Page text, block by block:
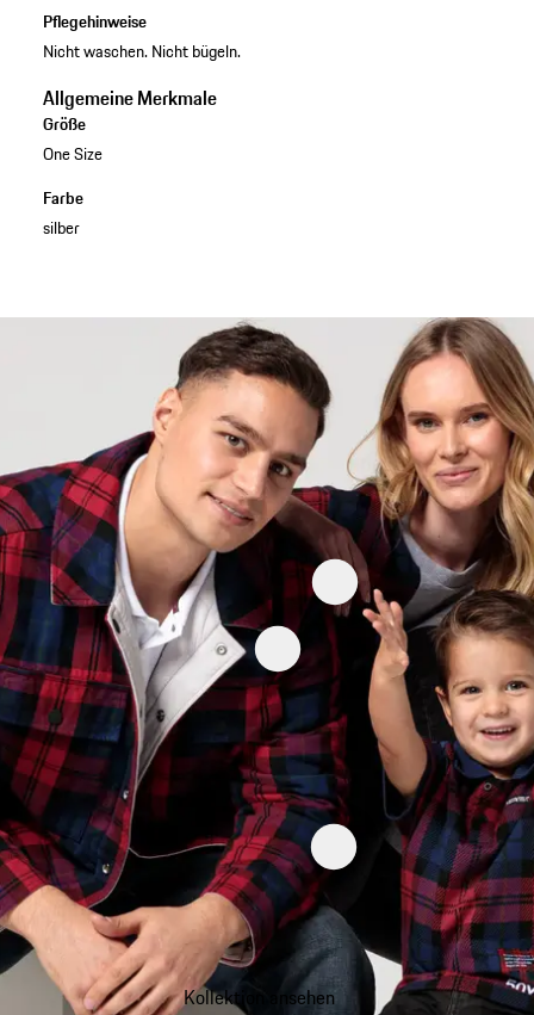
Pflegehinweise
Nicht waschen. Nicht bügeln.
Allgemeine Merkmale
Größe
One Size
Farbe
silber
Kollektion ansehen